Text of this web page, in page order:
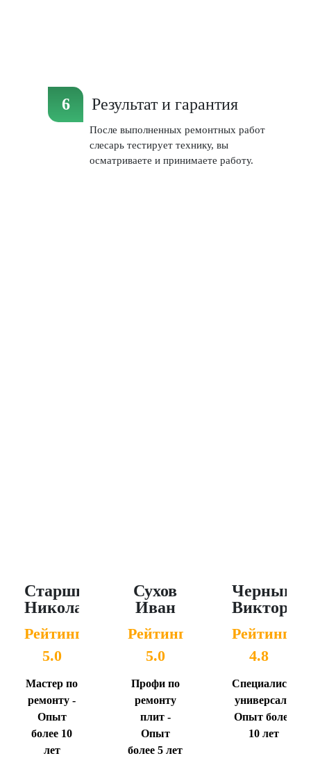
Результат и гарантия
После выполненных ремонтных работ
слесарь тестирует технику, вы
осматриваете и принимаете работу.
Старшинов
Николай
Рейтинг
5.0
Мастер по
ремонту -
Опыт
более 10
лет
Сухов
Иван
Рейтинг
5.0
Профи по
ремонту
плит -
Опыт
более 5 лет
Виктор
Рейтинг
4.8
Специалист-
универсал -
Опыт более
10 лет